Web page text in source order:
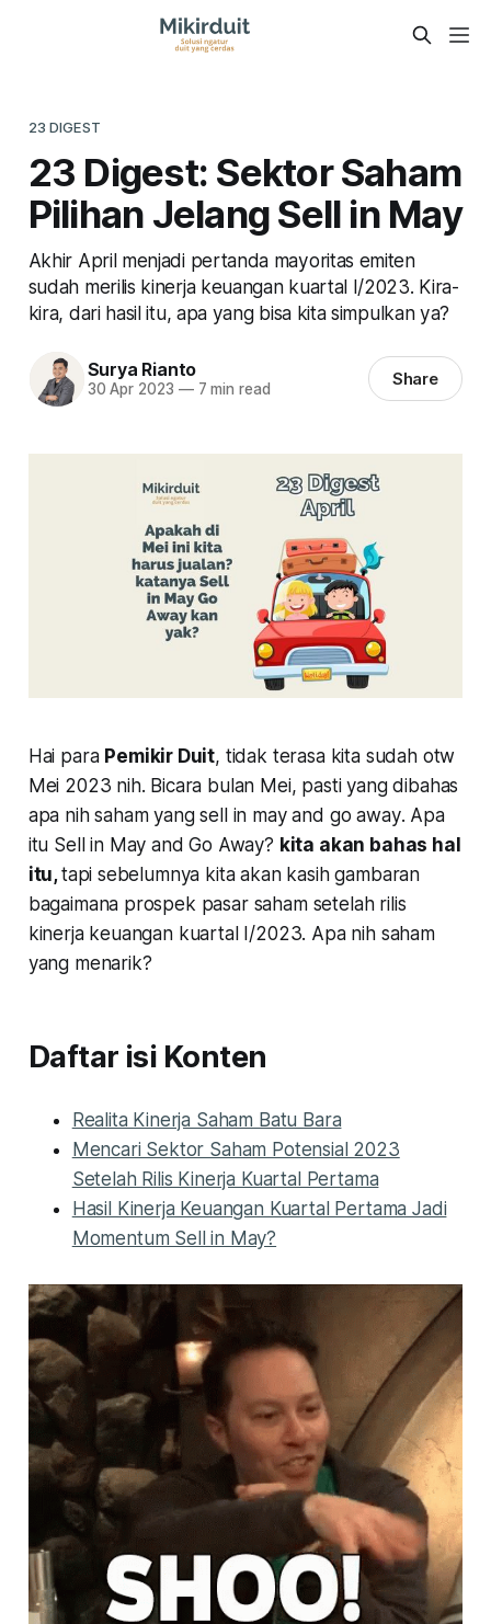
23 DIGEST
23 Digest: Sektor Saham
Pilihan Jelang Sell in May
Akhir April menjadi pertanda mayoritas emiten
sudah merilis kinerja keuangan kuartal I/2023. Kira-
kira, dari hasil itu, apa yang bisa kita simpulkan ya?
Surya Rianto
30 Apr 2023 —7 min read Share
Hai para Pemikir Duit, tidak terasa kita sudah otw
Mei 2023 nih. Bicara bulan Mei, pasti yang dibahas
apa nih saham yangsell in may and go away. Apa
itu Sell in May and Go Away? kita akan bahas hal
itu,tapi sebelumnya kita akan kasih gambaran
bagaimana prospek pasar saham setelah rilis
kinerja keuangan kuartal I/2023. Apa nih saham
yang menarik?
Daftar isi Konten
Realita Kinerja Saham Batu Bara
Mencari Sektor Saham Potensial 2023
Setelah Rilis Kinerja Kuartal Pertama
Hasil Kinerja Keuangan Kuartal Pertama Jadi
Momentum Sell in May?